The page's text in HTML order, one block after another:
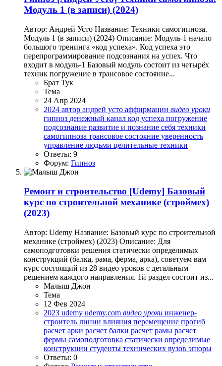
Модуль 1 (в записи) (2024)
Автор: Андрей Усто Название: Техники самогипноза.
Модуль 1 (в записи) (2024) Описание: Модуль-1 начало
большого тренинга «код успеха». Код успеха это
перепрограммирование подсознания на успех. Что
входит в модуль-1 Базовый модуль состоит из четырёх
техник погружение в трансовое состояние...
Брат Тук
Тема
24 Апр 2024
2024 автор андрей усто аффирмации видео уроки
гипноз денежный канал код успеха погружение
подсознание развитие и познание себя техники
самогипноза трансовое состояние уверенность
управление людьми целительные техники
Ответы: 9
Форум: Гипноз
Ремонт и строительство [Udemy] Базовый
курс по строительной механике (строймех)
(2023)
Автор: Udemy Название: Базовый курс по строительной
механике (строймех) (2023) Описание: Для
самоподготовки решения статически определимых
конструкций (балка, рама, ферма, арка), советуем вам
курс состоящий из 28 видео уроков с детальным
решением каждого направления. 1й раздел состоит из...
Малыш Джон
Тема
12 Фев 2024
2023 udemy udemy.com видео уроки инженер-
строитель линии влияния перемещение прогиб
расчет арки расчет балки расчет рамы расчет
фермы самоподготовка статически определимые
конструкции студенты технических вузов эпюры
Ответы: 0